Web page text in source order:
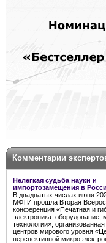
Комментарии
Нелегкая судьба науки и
импортозамещения в
В двадцатых числах июня
МФТИ прошла Вторая
конференция «Печатная и
электроника: оборудование,
технологии»,
центров мирового уровня
перспективной